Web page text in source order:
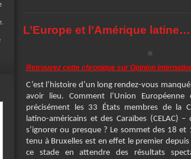
L’Europe et l’Amérique
Retrouvez cette chronique sur Opinion
C’est l’histoire d’un long rendez-vous
avoir lieu. Comment l’Union Européenne
précisément les 33 États membres de la
latino-américains et des Caraïbes (CELAC)
s’ignorer ou presque ? Le sommet des 18 et
tenu à Bruxelles est en effet le premier
ce stade en attendre des résultats